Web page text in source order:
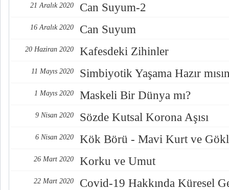
21 Aralık 2020 Can Suyum-2
16 Aralık 2020 Can Suyum
20 Haziran 2020 Kafesdeki Zihinler
11 Mayıs 2020 Simbiyotik Yaşama Hazır
1 Mayıs 2020 Maskeli Bir Dünya mı?
9 Nisan 2020 Sözde Kutsal Korona Aşısı
6 Nisan 2020 Kök Börü - Mavi Kurt ve
26 Mart 2020 Korku ve Umut
22 Mart 2020 Covid-19 Hakkında Küresel